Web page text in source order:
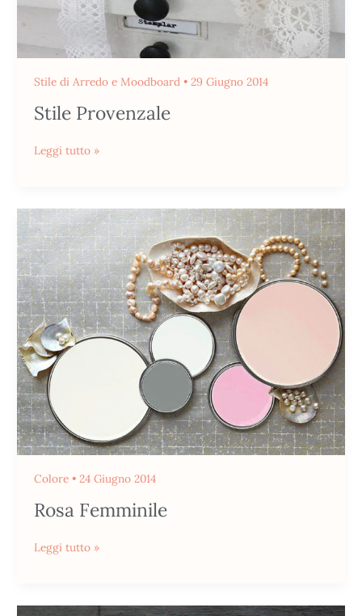
Stile di Arredo e Moodboard• 29 Giugno 2014
Stile Provenzale
Leggi tutto »
Colore• 24 Giugno 2014
Rosa Femminile
Rosa
Femminile
Leggi tutto »